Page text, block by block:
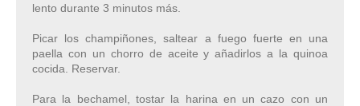
lento durante 3 minutos más.
Picar los champiñones, saltear a fuego fuerte en una
paella con un chorro de aceite y añadirlos a la quinoa
cocida. Reservar.
Para la bechamel, tostar la harina en un cazo con un